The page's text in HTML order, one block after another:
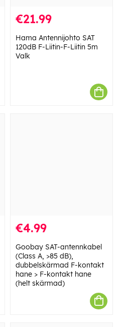
€21.99
Hama Antennijohto SAT
120dB F-Liitin-F-Liitin 5m
Valk
€4.99
Goobay SAT-antennkabel
(Class A, >85 dB),
dubbelskärmad F-kontakt
hane > F-kontakt hane
(helt skärmad)